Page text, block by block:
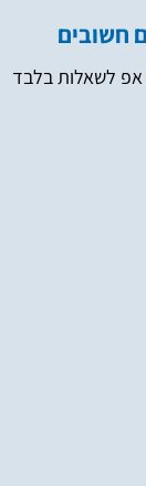
חשובים
אפ לשאלות בלבד